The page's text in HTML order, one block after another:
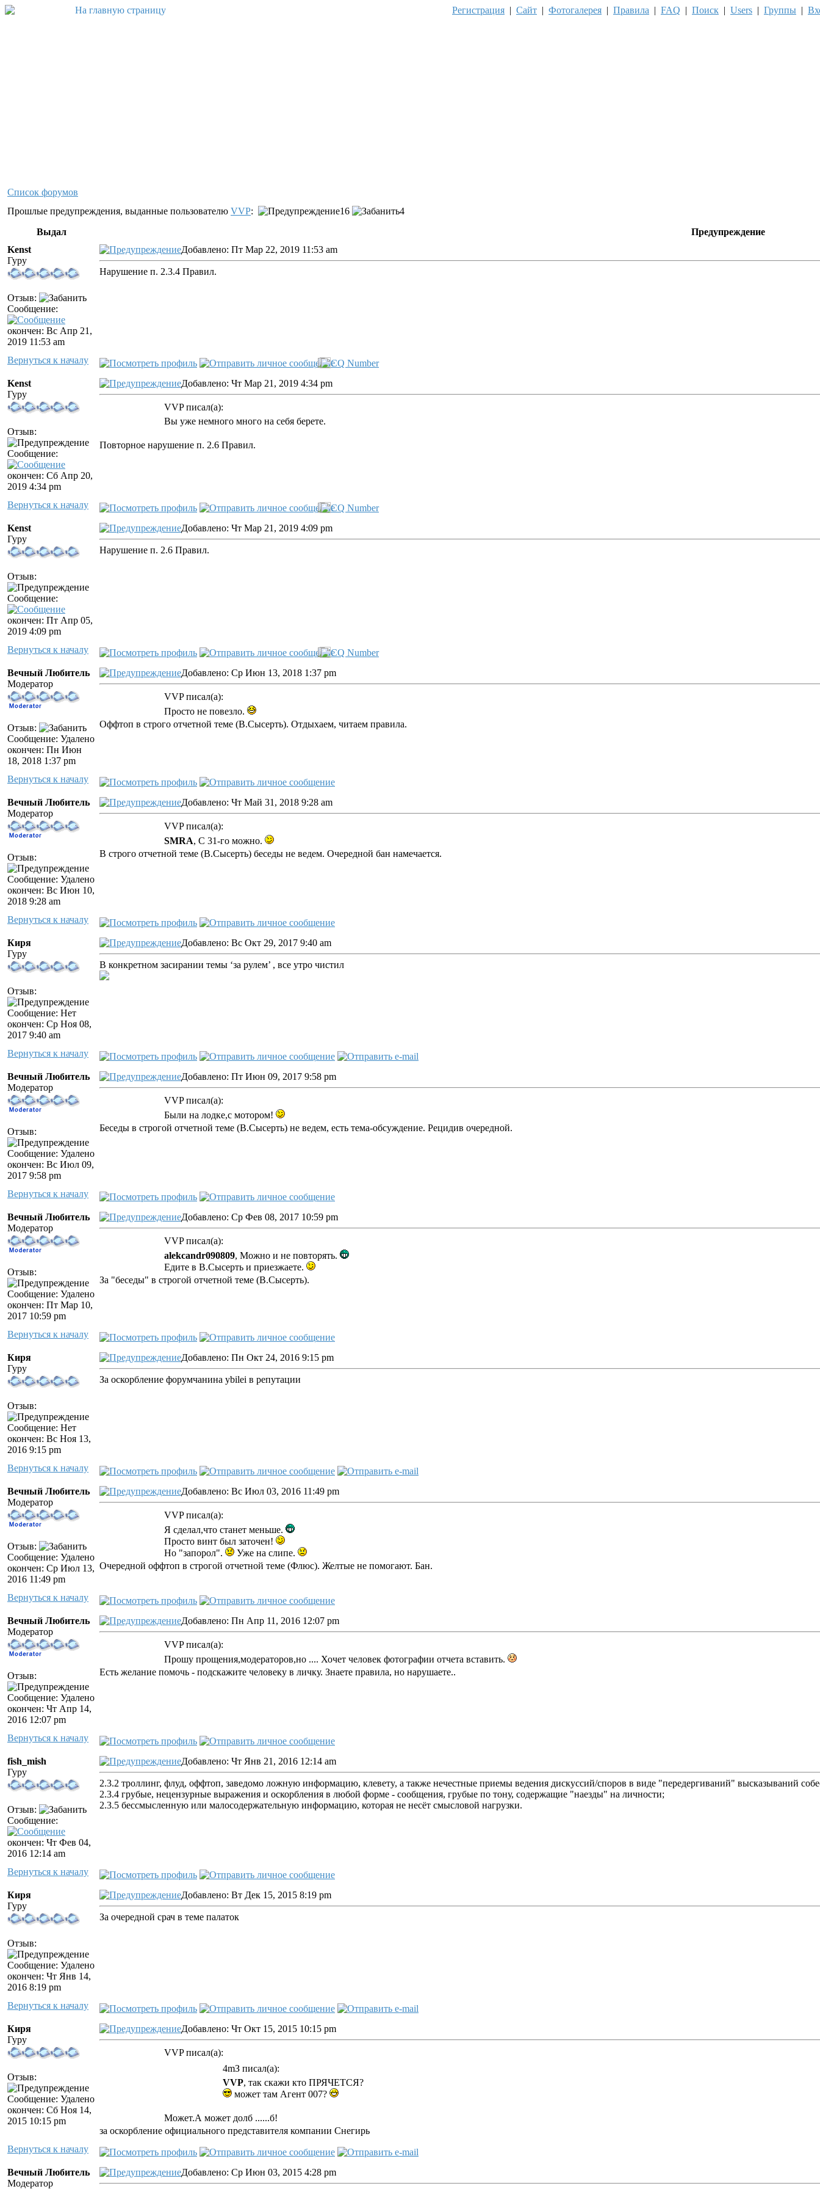
Регистрация | Сайт | Фотогалерея | Правила | FAQ | Поиск | Users | Группы |
Список форумов
Прошлые предупреждения, выданные пользователю VVP: 16
4
Выдал
Предупреждение
Kenst
Гуру
Отзыв:
Сообщение:
окончен: Вс Апр 21,
2019 11:53 am
Добавлено: Пт Мар 22, 2019 11:53 am
Нарушение п. 2.3.4 Правил.
Вернуться к началу
Kenst
Гуру
Отзыв:
Сообщение:
окончен: Сб Апр 20,
2019 4:34 pm
Добавлено: Чт Мар 21, 2019 4:34 pm
VVP писал(а):
Вы уже немного много на себя берете.
Повторное нарушение п. 2.6 Правил.
Вернуться к началу
Kenst
Гуру
Отзыв:
Сообщение:
окончен: Пт Апр 05,
2019 4:09 pm
Добавлено: Чт Мар 21, 2019 4:09 pm
Нарушение п. 2.6 Правил.
Вернуться к началу
Вечный Любитель
Модератор
Отзыв:
Сообщение: Удалено
окончен: Пн Июн
18, 2018 1:37 pm
Добавлено: Ср Июн 13, 2018 1:37 pm
VVP писал(а):
Просто не повезло.
Оффтоп в строго отчетной теме (В.Сысерть). Отдыхаем, читаем правила.
Вернуться к началу
Вечный Любитель
Модератор
Отзыв:
Сообщение: Удалено
окончен: Вс Июн 10,
2018 9:28 am
Добавлено: Чт Май 31, 2018 9:28 am
VVP писал(а):
SMRA, С 31-го можно.
В строго отчетной теме (В.Сысерть) беседы не ведем. Очередной бан намечается.
Вернуться к началу
Киря
Гуру
Отзыв:
Сообщение: Нет
окончен: Ср Ноя 08,
2017 9:40 am
Добавлено: Вс Окт 29, 2017 9:40 am
В конкретном засирании темы ‘за рулем’ , все утро чистил
Вернуться к началу
Вечный Любитель
Модератор
Отзыв:
Сообщение: Удалено
окончен: Вс Июл 09,
2017 9:58 pm
Добавлено: Пт Июн 09, 2017 9:58 pm
VVP писал(а):
Были на лодке,с мотором!
Беседы в строгой отчетной теме (В.Сысерть) не ведем, есть тема-обсуждение. Рецидив очередной.
Вернуться к началу
Вечный Любитель
Модератор
Отзыв:
Сообщение: Удалено
окончен: Пт Мар 10,
2017 10:59 pm
Добавлено: Ср Фев 08, 2017 10:59 pm
VVP писал(а):
alekcandr090809, Можно и не повторять.
Едите в В.Сысерть и приезжаете.
За "беседы" в строгой отчетной теме (В.Сысерть).
Вернуться к началу
Киря
Гуру
Отзыв:
Сообщение: Нет
окончен: Вс Ноя 13,
2016 9:15 pm
Добавлено: Пн Окт 24, 2016 9:15 pm
За оскорбление форумчанина ybilei в репутации
Вернуться к началу
Вечный Любитель
Модератор
Отзыв:
Сообщение: Удалено
окончен: Ср Июл 13,
2016 11:49 pm
Добавлено: Вс Июл 03, 2016 11:49 pm
VVP писал(а):
Я сделал,что станет меньше.
Просто винт был заточен!
Но "запорол".
Уже на слипе.
Очередной оффтоп в строгой отчетной теме (Флюс). Желтые не помогают. Бан.
Вернуться к началу
Вечный Любитель
Модератор
Отзыв:
Сообщение: Удалено
окончен: Чт Апр 14,
2016 12:07 pm
Добавлено: Пн Апр 11, 2016 12:07 pm
VVP писал(а):
Прошу прощения,модераторов,но .... Хочет человек фотографии отчета вставить.
Есть желание помочь - подскажите человеку в личку. Знаете правила, но нарушаете..
Вернуться к началу
fish_mish
Гуру
Отзыв:
Сообщение:
окончен: Чт Фев 04,
2016 12:14 am
Добавлено: Чт Янв 21, 2016 12:14 am
2.3.2 троллинг, флуд, оффтоп, заведомо ложнyю инфоpмацию, клеветy, а также нечестные приемы ведения дискуссий/споров в виде "передергиваний" высказываний
2.3.4 грубые, нецензурные выражения и оскорбления в любой форме - сообщения, грубые по тону, содержащие "наезды" на личности;
2.3.5 бессмысленную или малосодержательную информацию, которая не несёт смысловой нагрузки.
Вернуться к началу
Киря
Гуру
Отзыв:
Сообщение: Удалено
окончен: Чт Янв 14,
2016 8:19 pm
Добавлено: Вт Дек 15, 2015 8:19 pm
За очередной срач в теме палаток
Вернуться к началу
Киря
Гуру
Отзыв:
Сообщение: Удалено
окончен: Сб Ноя 14,
2015 10:15 pm
Добавлено: Чт Окт 15, 2015 10:15 pm
VVP писал(а):
4mЗ писал(а):
VVP, так скажи кто ПРЯЧЕТСЯ?
может там Агент 007?
Может.А может долб ......б!
за оскорбление официального представителя компании Снегирь
Вернуться к началу
Вечный Любитель
Модератор
Добавлено: Ср Июн 03, 2015 4:28 pm